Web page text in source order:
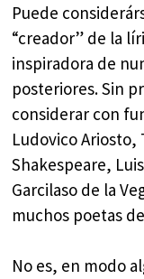
Puede
“creador” de la
inspiradora de
posteriores. Sin
considerar con
Ludovico Ariosto,
Shakespeare,
Garcilaso de la
muchos poetas
No es, en modo